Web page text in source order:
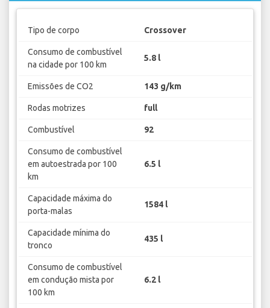
Tipo de corpo Crossover
Consumo de combustível
na cidade por 100 km
5.8 l
Emissões de CO2 143 g/km
Rodas motrizes full
Combustível 92
Consumo de combustível
em autoestrada por 100
km
6.5 l
Capacidade máxima do
porta-malas
1584 l
Capacidade mínima do
tronco
435 l
Consumo de combustível
em condução mista por
100 km
6.2 l